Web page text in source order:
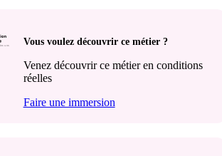
Vous voulez découvrir ce métier ?
Venez découvrir ce métier en conditions
réelles
Faire une immersion